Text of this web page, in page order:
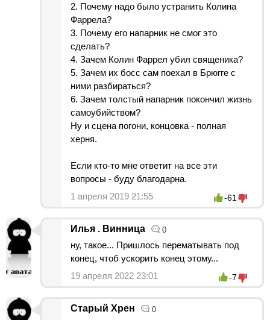
2. Почему надо было устранить Колина
Фаррела?
3. Почему его напарник не смог это
сделать?
4. Зачем Колин Фаррел убил священика?
5. Зачем их босс сам поехал в Брюгге с
ними разбираться?
6. Зачем толстый напарник покончил жизнь
самоубийством?
Ну и сцена погони, концовка - полная
херня.
Если кто-то мне ответит на все эти
вопросы - буду благодарна.
1 апреля 2019 21:55
-61
Илья . Винница 0
ну, такое... Пришлось перематывать под
конец, чтоб ускорить конец этому...
19 апреля 2022 23:01
-7
Старый Хрен 0